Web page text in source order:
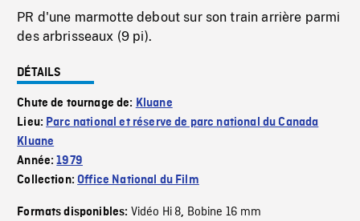
PR d'une marmotte debout sur son train arrière parmi
des arbrisseaux (9 pi).
DÉTAILS
Chute de tournage de: Kluane
Lieu: Parc national et réserve de parc national du Canada
Kluane
Année:1979
Collection:Office National du Film
Formats disponibles: Vidéo Hi 8, Bobine 16 mm